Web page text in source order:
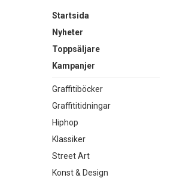
Startsida
Nyheter
Toppsäljare
Kampanjer
Graffitiböcker
Graffititidningar
Hiphop
Klassiker
Street Art
Konst & Design